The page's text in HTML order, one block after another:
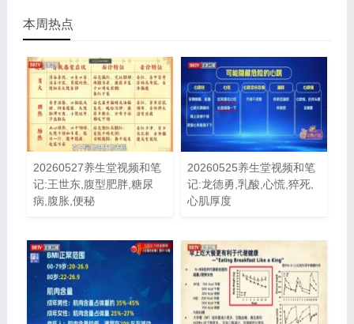
本周热点
20260527养生堂视频和笔
记:王世东,腹型肥胖,糖尿
病,腹胀,便秘
20260525养生堂视频和笔
记:龙德勇,乳酸,心慌,猝死,
心肌厚度